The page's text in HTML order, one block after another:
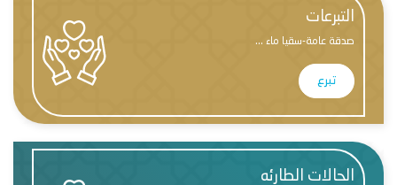
التبرعات
صدقة عامة-سقيا ماء ...
تبرع
الحالات الطارئه